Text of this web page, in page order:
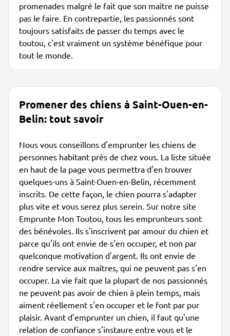
promenades malgré le fait que son maître ne puisse
pas le faire. En contrepartie, les passionnés sont
toujours satisfaits de passer du temps avec le
toutou, c'est vraiment un système bénéfique pour
tout le monde.
Promener des chiens à Saint-Ouen-en-
Belin: tout savoir
Nous vous conseillons d'emprunter les chiens de
personnes habitant près de chez vous. La liste située
en haut de la page vous permettra d'en trouver
quelques-uns à Saint-Ouen-en-Belin, récemment
inscrits. De cette façon, le chien pourra s'adapter
plus vite et vous serez plus serein. Sur notre site
Emprunte Mon Toutou, tous les emprunteurs sont
des bénévoles. Ils s'inscrivent par amour du chien et
parce qu'ils ont envie de s'en occuper, et non par
quelconque motivation d'argent. Ils ont envie de
rendre service aux maîtres, qui ne peuvent pas s'en
occuper. La vie fait que la plupart de nos passionnés
ne peuvent pas avoir de chien à plein temps, mais
aiment réellement s'en occuper et le font par pur
plaisir. Avant d'emprunter un chien, il faut qu'une
relation de confiance s'instaure entre vous et le